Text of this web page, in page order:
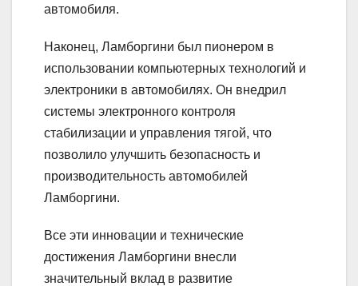
автомобиля.
Наконец, Ламборгини был пионером в
использовании компьютерных технологий и
электроники в автомобилях. Он внедрил
системы электронного контроля
стабилизации и управления тягой, что
позволило улучшить безопасность и
производительность автомобилей
Ламборгини.
Все эти инновации и технические
достижения Ламборгини внесли
значительный вклад в развитие